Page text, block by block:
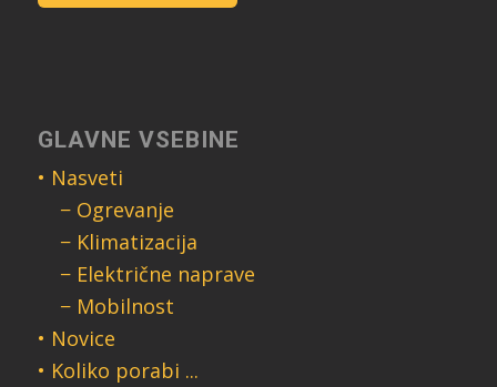
GLAVNE VSEBINE
• Nasveti
− Ogrevanje
− Klimatizacija
− Električne naprave
− Mobilnost
• Novice
• Koliko porabi ...